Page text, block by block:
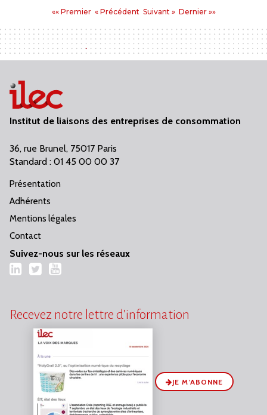
«« PremierPremier
« PrécédentPrécédent
Suivant
Suivant » Dernier
Dernier »»
Institut de liaisons des entreprises de consommation
36, rue Brunel, 75017 Paris
Standard : 01 45 00 00 37
Présentation
Adhérents
Mentions légales
Contact
Suivez-nous sur les réseaux
LinkedIn
TwitterYouTube
Recevez notre lettre d’information
JE M’ABONNE